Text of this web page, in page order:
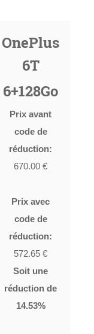
OnePlus
6T
6+128Go
Prix avant
code de
réduction:
670.00 €
Prix avec
code de
réduction:
572.65 €
Soit une
réduction de
14.53%